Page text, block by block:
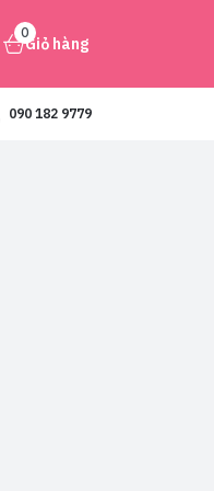
0
Giỏ hàng
090 182 9779